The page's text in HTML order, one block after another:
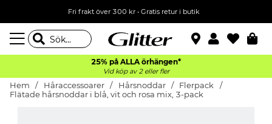
Fri frakt över 300 kr• Gratis retur i butik
25% på ALLA örhängen*
Vid köp av 2 eller fler
Hem Håraccessoarer Hårsnoddar
Flerpack
Flätade hårsnoddar i blå, vit och rosa mix, 3-pack